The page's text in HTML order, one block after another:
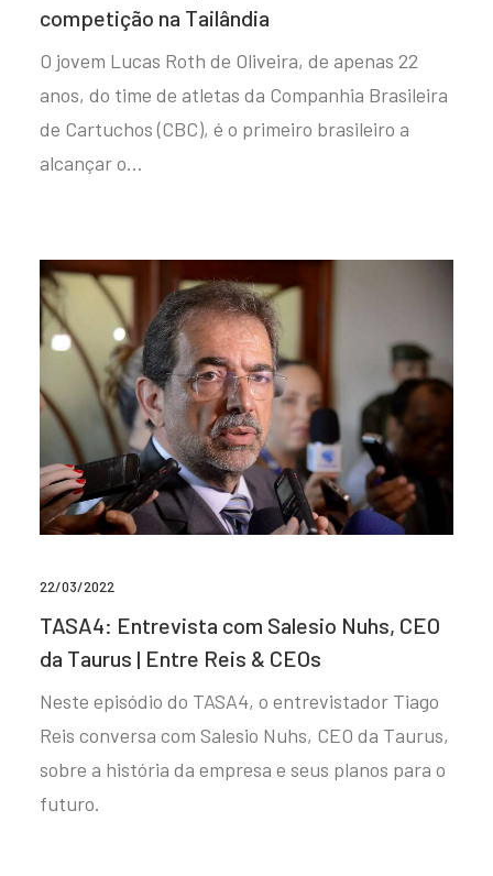
competição na Tailândia
O jovem Lucas Roth de Oliveira, de apenas 22
anos, do time de atletas da Companhia Brasileira
de Cartuchos (CBC), é o primeiro brasileiro a
alcançar o…
22/03/2022
TASA4: Entrevista com Salesio Nuhs, CEO
da Taurus | Entre Reis & CEOs
Neste episódio do TASA4, o entrevistador Tiago
Reis conversa com Salesio Nuhs, CEO da Taurus,
sobre a história da empresa e seus planos para o
futuro.